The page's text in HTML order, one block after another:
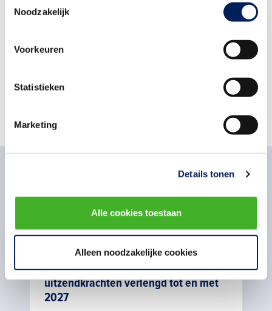
Noodzakelijk
Voorkeuren
Statistieken
Marketing
Details tonen
Alle cookies toestaan
Alleen noodzakelijke cookies
Gerelateerd nieuws
Dinsdag 21 juli 2026
Zwaarwerkregeling Bouw & Infra voor
uitzendkrachten verlengd tot en met
2027